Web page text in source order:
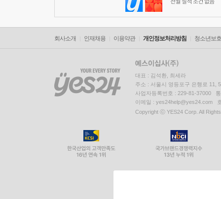
회사소개 인재채용 이용약관 개인정보처리방침 청소년보
대표 : 김석환, 최세라
주소 : 서울시 영등포구 은행로 11,
사업자등록번호 : 229-81-37000
이메일 : yes24help@yes24.com
Copyright ⓒ YES24 Corp. All